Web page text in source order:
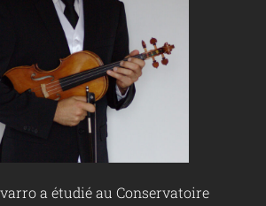
a étudié au Conservatoire